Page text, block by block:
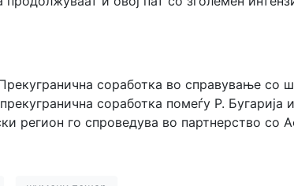
соработка во справување со
соработка помеѓу Р.
регион го спроведува во партнерство со